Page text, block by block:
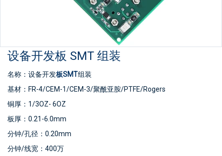
设备开发板 SMT 组装
名称：设备开发板SMT组装
基材：FR-4/CEM-1/CEM-3/聚酰亚胺/PTFE/Rogers
铜厚：1/3OZ- 6OZ
板厚：0.21-6.0mm
分钟/孔径：0.20mm
分钟/线宽：400万